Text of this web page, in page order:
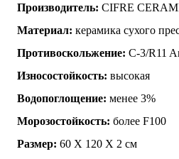
Производитель: CIFRE
Материал: керамика сухого
Противоскольжение: C-3/R11
Износостойкость: высокая
Водопоглощение: менее 3%
Морозостойкость: более F100
Размер: 60 Х 120 Х 2 см